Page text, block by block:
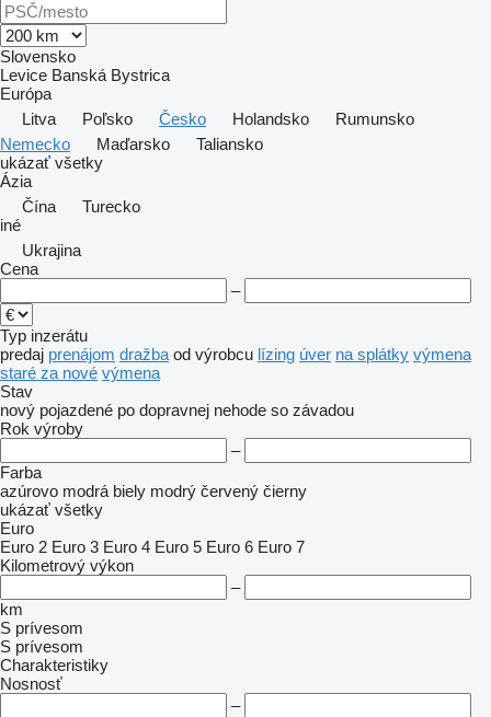
Slovensko
Levice Banská Bystrica
Európa
Litva
Poľsko Česko Holandsko
Rumunsko
Nemecko
Maďarsko
Taliansko
ukázať všetky
Ázia
Čína
Turecko
iné
Ukrajina
Cena
–
Typ inzerátu
predaj prenájom dražba od výrobcu lízing úver na splátky výmena
staré za nové výmena
Stav
nový pojazdené po dopravnej nehode so závadou
Rok výroby
–
Farba
azúrovo modrá biely modrý červený čierny
ukázať všetky
Euro
Euro 2 Euro 3 Euro 4 Euro 5 Euro 6 Euro 7
Kilometrový výkon
–
km
S prívesom
S prívesom
Charakteristiky
Nosnosť
–